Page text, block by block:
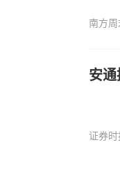
南方周
安
证券